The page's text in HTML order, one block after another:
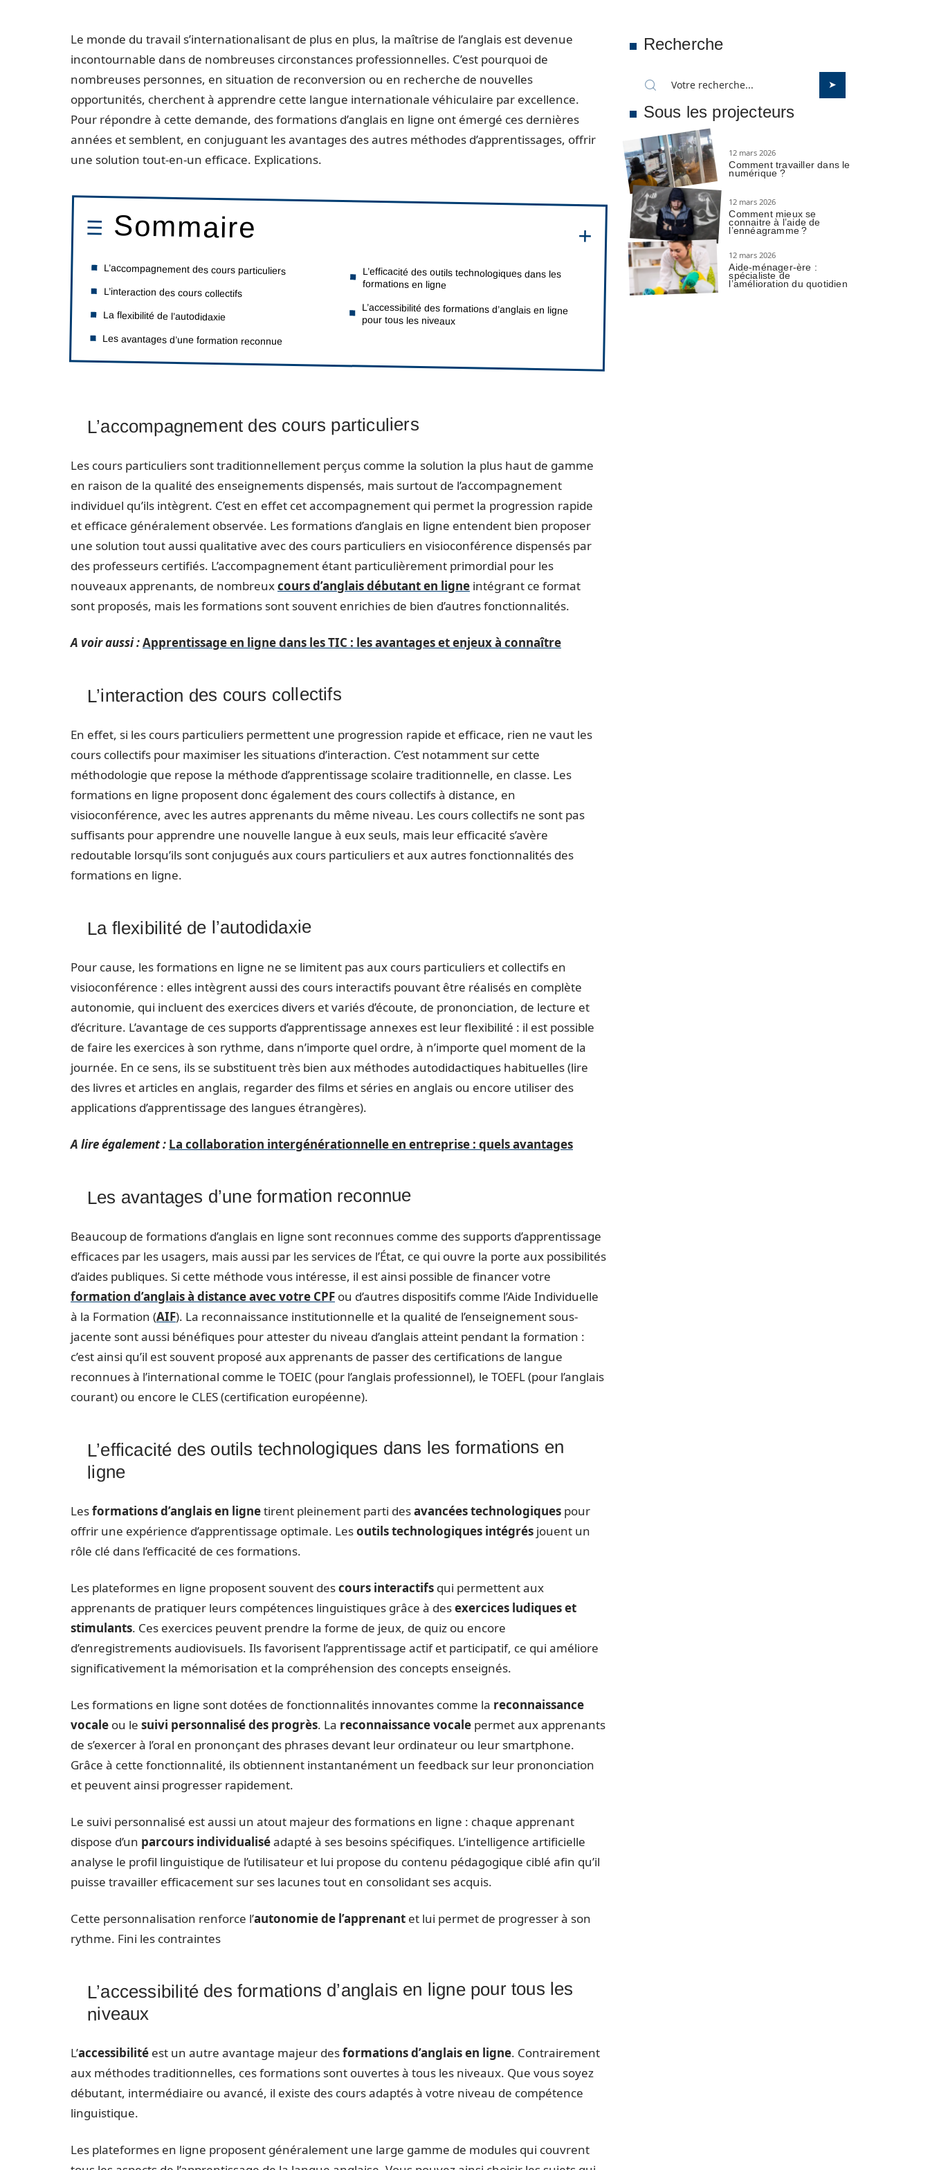
Le monde du travail s’internationalisant de plus en plus, la maîtrise de l’anglais est devenue
incontournable dans de nombreuses circonstances professionnelles. C’est pourquoi de
nombreuses personnes, en situation de reconversion ou en recherche de nouvelles
opportunités, cherchent à apprendre cette langue internationale véhiculaire par excellence.
Pour répondre à cette demande, des formations d’anglais en ligne ont émergé ces dernières
années et semblent, en conjuguant les avantages des autres méthodes d’apprentissages, offrir
une solution tout-en-un efficace. Explications.
Sommaire
L’accompagnement des cours particuliers
L’interaction des cours collectifs
La flexibilité de l’autodidaxie
Les avantages d’une formation reconnue
L’efficacité des outils technologiques dans les
formations en ligne
L’accessibilité des formations d’anglais en ligne
pour tous les niveaux
L’accompagnement des cours particuliers
Les cours particuliers sont traditionnellement perçus comme la solution la plus haut de gamme
en raison de la qualité des enseignements dispensés, mais surtout de l’accompagnement
individuel qu’ils intègrent. C’est en effet cet accompagnement qui permet la progression rapide
et efficace généralement observée. Les formations d’anglais en ligne entendent bien proposer
une solution tout aussi qualitative avec des cours particuliers en visioconférence dispensés par
des professeurs certifiés. L’accompagnement étant particulièrement primordial pour les
nouveaux apprenants, de nombreuxcours d’anglais débutant en ligne intégrant ce format
sont proposés, mais les formations sont souvent enrichies de bien d’autres fonctionnalités.
A voir aussi :Apprentissage en ligne dans les TIC : les avantages et enjeux à connaître
L’interaction des cours collectifs
En effet, si les cours particuliers permettent une progression rapide et efficace, rien ne vaut les
cours collectifs pour maximiser les situations d’interaction. C’est notamment sur cette
méthodologie que repose la méthode d’apprentissage scolaire traditionnelle, en classe. Les
formations en ligne proposent donc également des cours collectifs à distance, en
visioconférence, avec les autres apprenants du même niveau. Les cours collectifs ne sont pas
suffisants pour apprendre une nouvelle langue à eux seuls, mais leur efficacité s’avère
redoutable lorsqu’ils sont conjugués aux cours particuliers et aux autres fonctionnalités des
formations en ligne.
La flexibilité de l’autodidaxie
Pour cause, les formations en ligne ne se limitent pas aux cours particuliers et collectifs en
visioconférence : elles intègrent aussi des cours interactifs pouvant être réalisés en complète
autonomie, qui incluent des exercices divers et variés d’écoute, de prononciation, de lecture et
d’écriture. L’avantage de ces supports d’apprentissage annexes est leur flexibilité : il est possible
de faire les exercices à son rythme, dans n’importe quel ordre, à n’importe quel moment de la
journée. En ce sens, ils se substituent très bien aux méthodes autodidactiques habituelles (lire
des livres et articles en anglais, regarder des films et séries en anglais ou encore utiliser des
applications d’apprentissage des langues étrangères).
A lire également : La collaboration intergénérationnelle en entreprise : quels avantages
Les avantages d’une formation reconnue
Beaucoup de formations d’anglais en ligne sont reconnues comme des supports d’apprentissage
efficaces par les usagers, mais aussi par les services de l’État, ce qui ouvre la porte aux possibilités
d’aides publiques. Si cette méthode vous intéresse, il est ainsi possible de financer votre
formation d’anglais à distance avec votre CPF ou d’autres dispositifs comme l’Aide Individuelle
à la Formation (AIF). La reconnaissance institutionnelle et la qualité de l’enseignement sous-
jacente sont aussi bénéfiques pour attester du niveau d’anglais atteint pendant la formation :
c’est ainsi qu’il est souvent proposé aux apprenants de passer des certifications de langue
reconnues à l’international comme le TOEIC (pour l’anglais professionnel), le TOEFL (pour l’anglais
courant) ou encore le CLES (certification européenne).
L’efficacité des outils technologiques dans les formations en
ligne
Lesformations d’anglais en lignetirent pleinement parti desavancées technologiques pour
offrir une expérience d’apprentissage optimale. Lesoutils technologiques intégrés jouent un
rôle clé dans l’efficacité de ces formations.
Les plateformes en ligne proposent souvent descours interactifs qui permettent aux
apprenants de pratiquer leurs compétences linguistiques grâce à desexercices ludiques et
stimulants. Ces exercices peuvent prendre la forme de jeux, de quiz ou encore
d’enregistrements audiovisuels. Ils favorisent l’apprentissage actif et participatif, ce qui améliore
significativement la mémorisation et la compréhension des concepts enseignés.
Les formations en ligne sont dotées de fonctionnalités innovantes comme la reconnaissance
vocale ou le suivi personnalisé des progrès. La reconnaissance vocale permet aux apprenants
de s’exercer à l’oral en prononçant des phrases devant leur ordinateur ou leur smartphone.
Grâce à cette fonctionnalité, ils obtiennent instantanément un feedback sur leur prononciation
et peuvent ainsi progresser rapidement.
Le suivi personnalisé est aussi un atout majeur des formations en ligne : chaque apprenant
dispose d’un parcours individualiséadapté à ses besoins spécifiques. L’intelligence artificielle
analyse le profil linguistique de l’utilisateur et lui propose du contenu pédagogique ciblé afin qu’il
puisse travailler efficacement sur ses lacunes tout en consolidant ses acquis.
Cette personnalisation renforce l’autonomie de l’apprenant et lui permet de progresser à son
rythme. Fini les contraintes
L’accessibilité des formations d’anglais en ligne pour tous les
niveaux
L’accessibilité est un autre avantage majeur desformations d’anglais en ligne. Contrairement
aux méthodes traditionnelles, ces formations sont ouvertes à tous les niveaux. Que vous soyez
débutant, intermédiaire ou avancé, il existe des cours adaptés à votre niveau de compétence
linguistique.
Les plateformes en ligne proposent généralement une large gamme de modules qui couvrent
Recherche
Sous les projecteurs
12 mars 2026
Comment travailler dans le
numérique ?
12 mars 2026
Comment mieux se
connaitre à l’aide de
l’ennéagramme ?
12 mars 2026
Aide-ménager-ère :
spécialiste de
l’amélioration du quotidien